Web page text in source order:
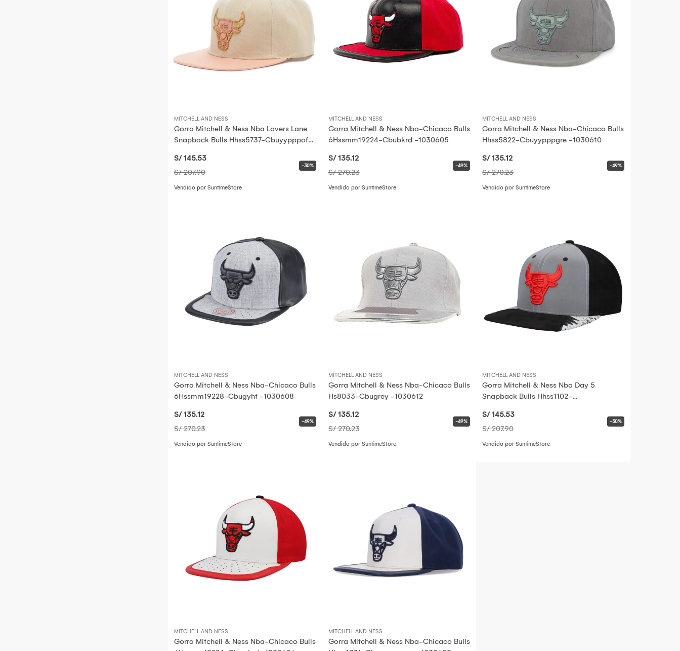
MITCHELL AND NESS
Gorra Mitchell & Ness Nba Lovers Lane
Snapback Bulls Hhss5737-Cbuyypppof
S/ 145.53
S/ 207.90
-30%
Vendido por SuntimeStore
MITCHELL AND NESS
Gorra Mitchell & Ness Nba-Chicaco Bulls
6Hssmm19224-Cbubkrd -1030605
S/ 135.12
S/ 270.23
-49%
Vendido por SuntimeStore
MITCHELL AND NESS
Gorra Mitchell & Ness Nba-Chicaco Bulls
Hhss5822-Cbuyypppgre -1030610
S/ 135.12
S/ 270.23
-49%
Vendido por SuntimeStore
MITCHELL AND NESS
Gorra Mitchell & Ness Nba-Chicaco Bulls
6Hssmm19228-Cbugyht -1030608
S/ 135.12
S/ 270.23
-49%
Vendido por SuntimeStore
MITCHELL AND NESS
Gorra Mitchell & Ness Nba-Chicaco Bulls
Hs8033-Cbugrey -1030612
S/ 135.12
S/ 270.23
-49%
Vendido por SuntimeStore
MITCHELL AND NESS
Gorra Mitchell & Ness Nba Day 5
Snapback Bulls Hhss1102-
S/ 145.53
S/ 207.90
-30%
Vendido por SuntimeStore
MITCHELL AND NESS
Gorra Mitchell & Ness Nba-Chicaco Bulls
MITCHELL AND NESS
Gorra Mitchell & Ness Nba-Chicaco Bulls